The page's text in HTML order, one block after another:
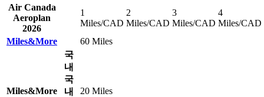
Air Canada
Aeroplan
2026
1
Miles/CAD
2
Miles/CAD
3
Miles/CAD
4
Miles/CAD
Miles&More
60 Miles
Miles&More
국
내
국
내
20 Miles